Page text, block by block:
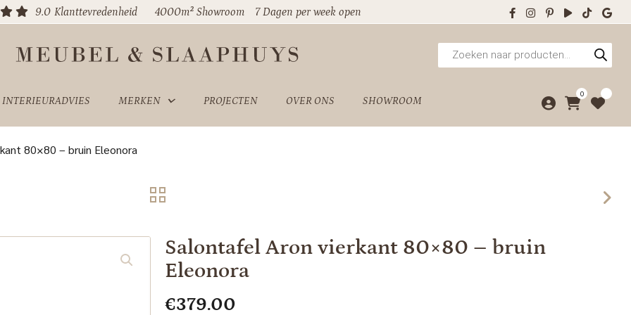
9.0 Klanttevredenheid 4000m² Showroom 7 Dagen per week open
Producten
zoeken
INTERIEURADVIES MERKEN PROJECTEN OVER ONS SHOWROOM
0
80×80 – bruin Eleonora
Salontafel Aron vierkant 80×80 – bruin
Eleonora
€379.00